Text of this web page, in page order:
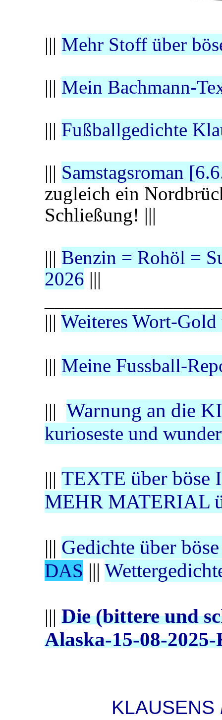
||| Mehr Stoff über
||| Mein Bachmann-
||| Fußballgedichte
||| Samstagsroman
zugleich ein
Schließung! |||
||| Benzin = Rohöl =
2026 |||
||| Weiteres Wort-
||| Meine Fussball-
||| Warnung an die KI
kurioseste und
||| TEXTE über böse
MEHR MATERIAL
||| Gedichte über
DAS |||
||| Die (bittere und
Alaska-15-08-
KLAUSENS